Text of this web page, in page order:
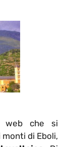
web che si
di Eboli,